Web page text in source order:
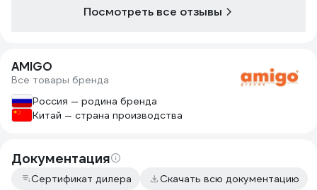
Посмотреть все отзывы
AMIGO
Все товары бренда
Россия — родина бренда
Китай — страна производства
Документация
Сертификат дилера Скачать всю документацию